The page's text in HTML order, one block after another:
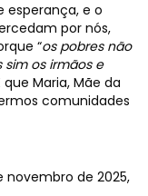
esperança, e o
por nós,
“os pobres não
os irmãos e
que Maria, Mãe da
comunidades
novembro de 2025,